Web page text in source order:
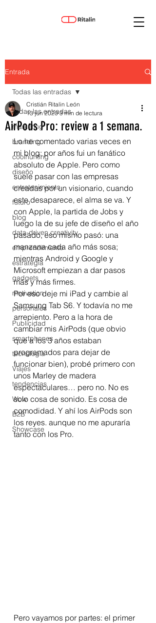
Entrada
Todas las entradas
marketing
branding
coolhunting
diseño
entretenimiento
futuro
blog
data-driven creativity
emprendimiento
estrategia
gadgets
motivation
personales
Publicidad
smartphones
tecnología
Viajes
tendencias
Wow
B2B
Showcase
Todas las entradas
AirPods Pro: review a 1 semana.
Cristián Ritalin León
13 jun 2020 3 min de lectura
Lo he comentado varias veces en
mi blog: por años fui un fanático
absoluto de Apple. Pero como
suele pasar con las empresas
creadas por un visionario, cuando
este desaparece, el alma se va. Y
con Apple, la partida de Jobs y
luego la de su jefe de diseño el año
pasado, eso mismo pasó: una
manzana cada año más sosa;
mientras Android y Google y
Microsoft empiezan a dar pasos
más y más firmes.
Por eso deje mi iPad y cambie al
Samsung Tab S6. Y todavía no me
arrepiento. Pero a la hora de
cambiar mis AirPods (que obvio
que a los 3 años estaban
programados para dejar de
funcionar bien), probé primero con
unos Marley de madera
espectaculares… pero no. No es
solo cosa de sonido. Es cosa de
comodidad. Y ahí los AirPods son
los reyes. aunque no me apuraría
tanto con los Pro.
Pero vayamos por partes: el primer